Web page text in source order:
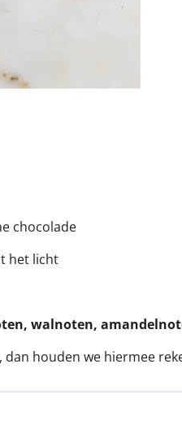
chocolade
het licht
walnoten,
houden we hiermee